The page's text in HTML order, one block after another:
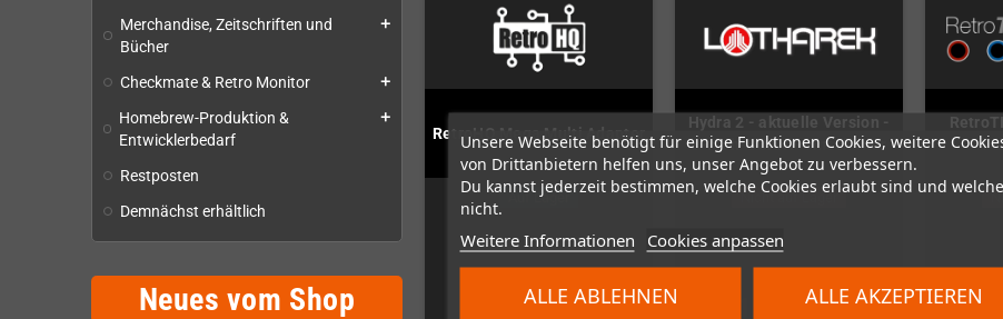
Unsere Webseite benötigt für einige Funktionen Cookies, weitere
von Drittanbietern helfen uns, unser Angebot zu verbessern.
Du kannst jederzeit bestimmen, welche Cookies erlaubt sind und welche
nicht.
Weitere Informationen Cookies anpassen
ALLE ABLEHNEN ALLE AKZEPTIEREN
Merchandise, Zeitschriften und
Bücher
add
Checkmate & Retro Monitor add
Homebrew-Produktion &
Entwicklerbedarf
add
Restposten
Demnächst erhältlich
Neues vom Shop
RetroHQ Mega Multi Adapter
Auf Lager
26,00 €
Hydra 2 - aktuelle Version -
8-fach-SCART-Umschalter
Nicht auf Lager
192,00 €